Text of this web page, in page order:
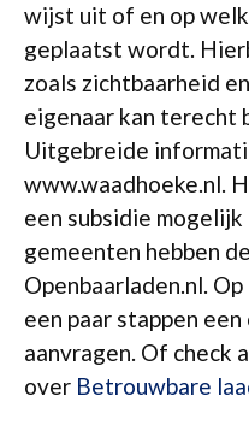
wijst uit of en op
geplaatst wordt.
zoals zichtbaarheid
eigenaar kan terecht
Uitgebreide
www.waadhoeke.nl.
een subsidie mogelijk
gemeenten hebben
Openbaarladen.nl.
een paar stappen
aanvragen. Of check
over Betrouwbare